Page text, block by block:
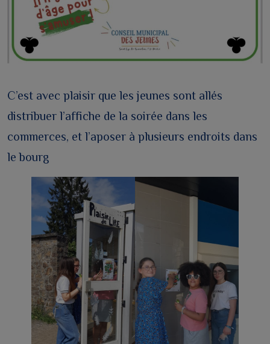
C’est avec plaisir que les jeunes sont allés
distribuer l’affiche de la soirée dans les
commerces, et l’aposer à plusieurs endroits dans
le bourg